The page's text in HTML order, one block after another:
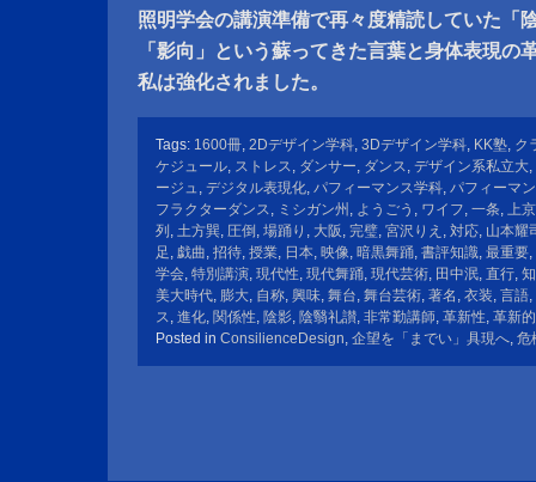
照明学会の講演準備で再々度精読していた「
「影向」という蘇ってきた言葉と身体表現の
私は強化されました。
Tags: 1600冊, 2Dデザイン学科, 3Dデザイン学科, KK塾, ク
ケジュール, ストレス, ダンサー, ダンス, デザイン系私立大,
ージュ, デジタル表現化, パフィーマンス学科, パフィーマ
フラクターダンス, ミシガン州 , ようごう , ワイフ, 一条, 上京
列 , 土方巽, 圧倒 , 場踊り , 大阪 , 完璧, 宮沢りえ , 対応, 山本耀
足 , 戯曲, 招待, 授業, 日本, 映像, 暗黒舞踊, 書評知識, 最重要,
学会, 特別講演, 現代性, 現代舞踊, 現代芸術, 田中泯, 直行,
美大時代, 膨大, 自称, 興味, 舞台, 舞台芸術, 著名 , 衣装, 言語,
ス, 進化, 関係性, 陰影, 陰翳礼讃, 非常勤講師, 革新性, 革新
Posted in ConsilienceDesign, 企望を「までい」具現へ, 危